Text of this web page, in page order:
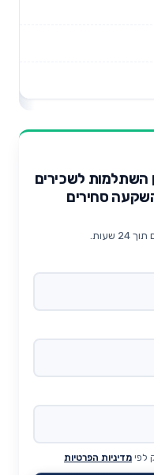
השתלמות לשכירים
סחירים
שעות.
לפי מדיניות הפרטיות